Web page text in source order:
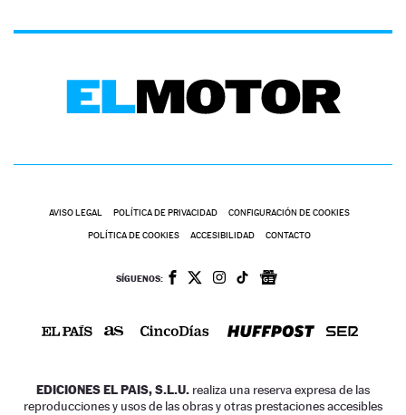
AVISO LEGAL POLÍTICA DE PRIVACIDAD CONFIGURACIÓN DE COOKIES
POLÍTICA DE COOKIES ACCESIBILIDAD CONTACTO
SÍGUENOS:
EDICIONES EL PAIS, S.L.U. realiza una reserva expresa de las
reproducciones y usos de las obras y otras prestaciones accesibles